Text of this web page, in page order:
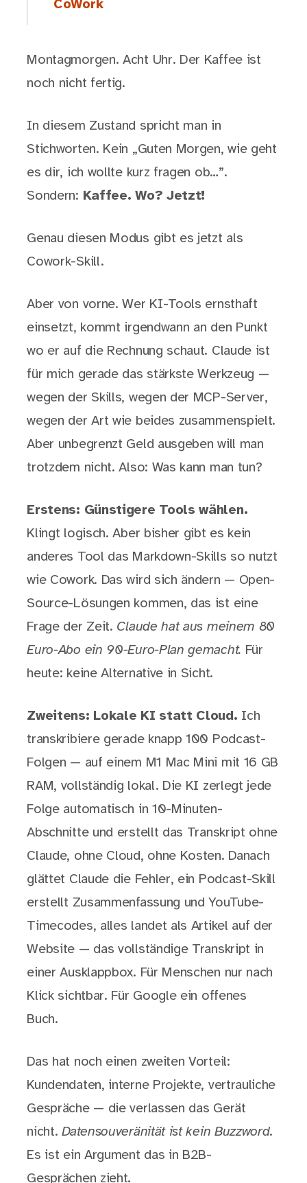
CoWork
Montagmorgen. Acht Uhr. Der Kaffee ist
noch nicht fertig.
In diesem Zustand spricht man in
Stichworten. Kein „Guten Morgen, wie geht
es dir, ich wollte kurz fragen ob…”.
Sondern: Kaffee. Wo? Jetzt!
Genau diesen Modus gibt es jetzt als
Cowork-Skill.
Aber von vorne. Wer KI-Tools ernsthaft
einsetzt, kommt irgendwann an den Punkt
wo er auf die Rechnung schaut. Claude ist
für mich gerade das stärkste Werkzeug —
wegen der Skills, wegen der MCP-Server,
wegen der Art wie beides zusammenspielt.
Aber unbegrenzt Geld ausgeben will man
trotzdem nicht. Also: Was kann man tun?
Erstens: Günstigere Tools wählen.
Klingt logisch. Aber bisher gibt es kein
anderes Tool das Markdown-Skills so nutzt
wie Cowork. Das wird sich ändern — Open-
Source-Lösungen kommen, das ist eine
Frage der Zeit. Claude hat aus meinem 80
Euro-Abo ein 90-Euro-Plan gemacht. Für
heute: keine Alternative in Sicht.
Zweitens: Lokale KI statt Cloud. Ich
transkribiere gerade knapp 100 Podcast-
Folgen — auf einem M1 Mac Mini mit 16 GB
RAM, vollständig lokal. Die KI zerlegt jede
Folge automatisch in 10-Minuten-
Abschnitte und erstellt das Transkript ohne
Claude, ohne Cloud, ohne Kosten. Danach
glättet Claude die Fehler, ein Podcast-Skill
erstellt Zusammenfassung und YouTube-
Timecodes, alles landet als Artikel auf der
Website — das vollständige Transkript in
einer Ausklappbox. Für Menschen nur nach
Klick sichtbar. Für Google ein offenes
Buch.
Das hat noch einen zweiten Vorteil:
Kundendaten, interne Projekte, vertrauliche
Gespräche — die verlassen das Gerät
nicht.Datensouveränität ist kein Buzzword.
Es ist ein Argument das in B2B-
Gesprächen zieht.